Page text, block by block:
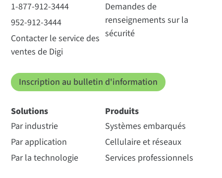
1-877-912-3444
952-912-3444
Contacter le service des
ventes de Digi
Demandes de
renseignements sur la
sécurité
Inscription au bulletin d'information
Solutions
Par industrie
Par application
Par la technologie
Produits
Systèmes embarqués
Cellulaire et réseaux
Services professionnels